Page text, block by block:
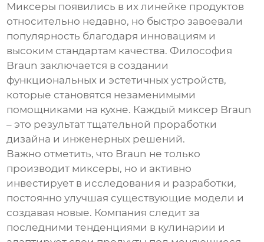
Миксеры появились в их линейке продуктов
относительно недавно, но быстро завоевали
популярность благодаря инновациям и
высоким стандартам качества. Философия
Braun заключается в создании
функциональных и эстетичных устройств,
которые становятся незаменимыми
помощниками на кухне. Каждый миксер Braun
– это результат тщательной проработки
дизайна и инженерных решений.
Важно отметить, что Braun не только
производит миксеры, но и активно
инвестирует в исследования и разработки,
постоянно улучшая существующие модели и
создавая новые. Компания следит за
последними тенденциями в кулинарии и